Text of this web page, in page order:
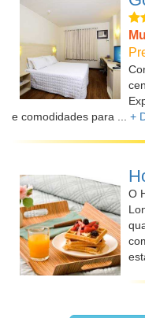
e comodidades para ... +
O